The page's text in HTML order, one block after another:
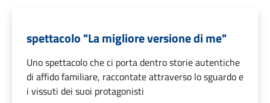
spettacolo "La migliore versione di me"
Uno spettacolo che ci porta dentro storie autentiche
di affido familiare, raccontate attraverso lo sguardo e
i vissuti dei suoi protagonisti